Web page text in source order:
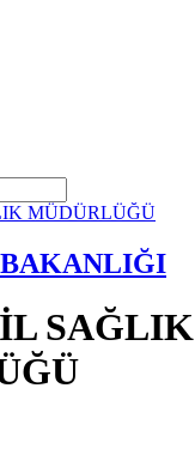
SAĞLIK